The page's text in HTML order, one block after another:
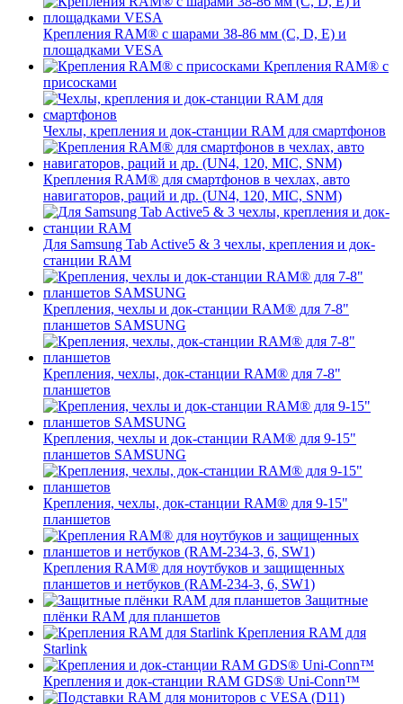
Крепления RAM® с шарами 38-86 мм (C, D, E) и
площадками VESA
Крепления RAM® с
присосками
Чехлы, крепления и док-станции RAM для смартфонов
Крепления RAM® для смартфонов в чехлах, авто
навигаторов, раций и др. (UN4, 120, MIC, SNM)
Для Samsung Tab Active5 & 3 чехлы, крепления и док-
станции RAM
Крепления, чехлы и док-станции RAM® для 7-8"
планшетов SAMSUNG
Крепления, чехлы, док-станции RAM® для 7-8"
планшетов
Крепления, чехлы и док-станции RAM® для 9-15"
планшетов SAMSUNG
Крепления, чехлы, док-станции RAM® для 9-15"
планшетов
Крепления RAM® для ноутбуков и защищенных
планшетов и нетбуков (RAM-234-3, 6, SW1)
Защитные
плёнки RAM для планшетов
Крепления RAM для
Starlink
Крепления и док-станции RAM GDS® Uni-Conn™